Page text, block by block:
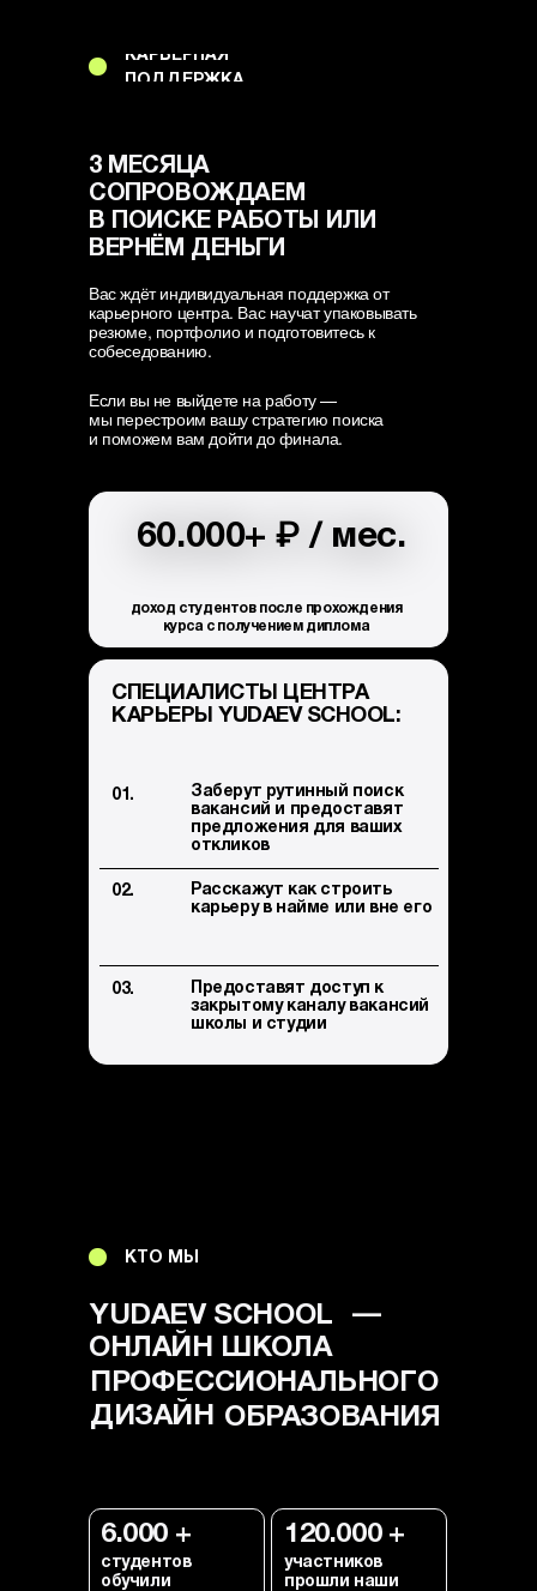
КАРЬЕРНАЯ
ПОДДЕРЖКА
3 МЕСЯЦА
СОПРОВОЖДАЕМ
В ПОИСКЕ РАБОТЫ ИЛИ
ВЕРНЁМ ДЕНЬГИ
доход студентов после прохождения
курса с получением диплома
СПЕЦИАЛИСТЫ ЦЕНТРА
КАРЬЕРЫ YUDAEV SCHOOL:
Заберут рутинный поиск
вакансий и предоставят
предложения для ваших
откликов
Расскажут как строить
карьеру в найме или вне его
01.
02.
Предоставят доступ к
закрытому каналу вакансий
школы и студии
03.
60.000+ ₽ / мес.
Вас ждёт индивидуальная поддержка от
карьерного центра. Вас научат упаковывать
резюме, портфолио и подготовитесь к
собеседованию.
Если вы не выйдете на работу —
мы перестроим вашу стратегию поиска
и поможем вам дойти до финала.
ПРОФЕССИОНАЛЬНОГО
ДИЗАЙН
КТО МЫ
YUDAEV SCHOOL
—
ОНЛАЙН ШКОЛА
ОБРАЗОВАНИЯ
6.000 +
студентов
обучили
120.000 +
участников
прошли наши